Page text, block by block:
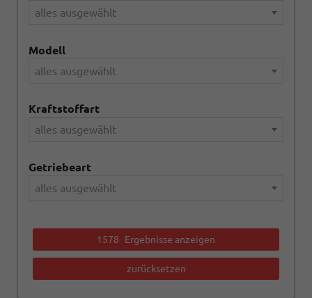
alles ausgewählt
Modell
alles ausgewählt
Kraftstoffart
alles ausgewählt
Getriebeart
alles ausgewählt
1578 Ergebnisse anzeigen
zurücksetzen